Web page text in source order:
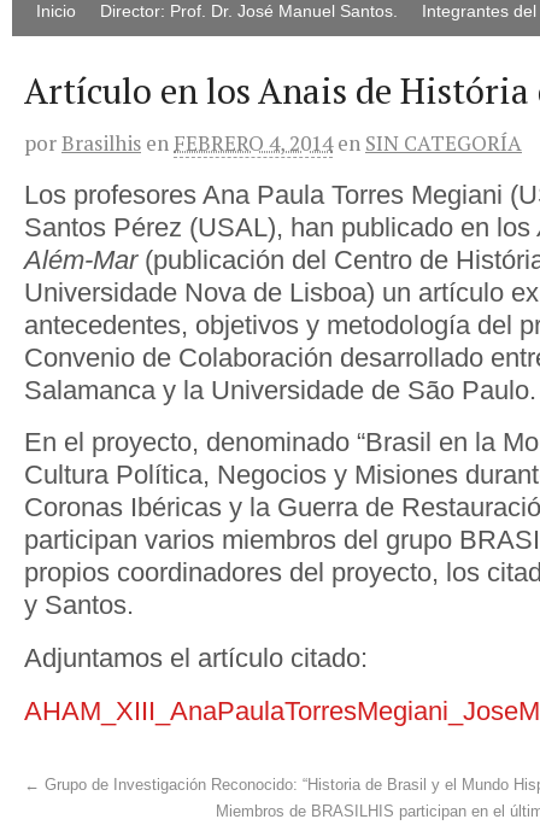
Inicio Director: Prof. Dr. José Manuel Santos. Integrantes
Artículo en los Anais de
porBrasilhis en FEBRERO 4, 2014 en SIN CATEGORÍA
Los profesores Ana Paula Torres Megiani
Santos Pérez (USAL), han publicado en los
Além-Mar (publicación del Centro de
Universidade Nova de Lisboa) un artículo
antecedentes, objetivos y metodología del
Convenio de Colaboración desarrollado
Salamanca y la Universidade de São Paulo.
En el proyecto, denominado “Brasil en la
Cultura Política, Negocios y Misiones
Coronas Ibéricas y la Guerra de
participan varios miembros del grupo
propios coordinadores del proyecto, los
y Santos.
Adjuntamos el artículo citado:
← Grupo de Investigación Reconocido: “Historia de Brasil y el Mundo
Miembros de BRASILHIS participan en el